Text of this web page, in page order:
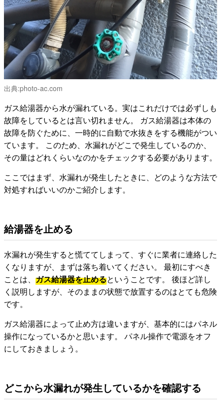
出典:photo-ac.com
ガス給湯器から水が漏れている。実はこれだけでは必ずしも
故障をしているとは言い切れません。 ガス給湯器は本体の
故障を防ぐために、一時的に自動で水抜きをする機能がつい
ています。 このため、水漏れがどこで発生しているのか、
その量はどれくらいなのかをチェックする必要があります。
ここではまず、水漏れが発生したときに、どのような方法で
対処すればいいのかご紹介します。
給湯器を止める
水漏れが発生すると慌ててしまって、すぐに業者に連絡した
くなりますが、まずは落ち着いてください。 最初にすべき
ことは、 ガス給湯器を止めるということです。 後ほど詳し
く説明しますが、そのままの状態で放置するのはとても危険
です。
ガス給湯器によって止め方は違いますが、基本的にはパネル
操作になっているかと思います。 パネル操作で電源をオフ
にしておきましょう。
どこから水漏れが発生しているかを確認する